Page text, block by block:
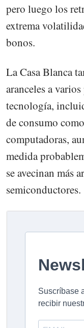
pero luego los
extrema
bonos.
La Casa Blanca
aranceles a
tecnología,
de consumo
computadoras,
medida
se avecinan más
semiconductores.